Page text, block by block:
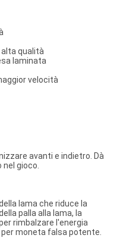
qualità
laminata
velocità
avanti e indietro. Dà
gioco.
lama che riduce la
palla alla lama, la
rimbalzare l'energia
moneta falsa potente.